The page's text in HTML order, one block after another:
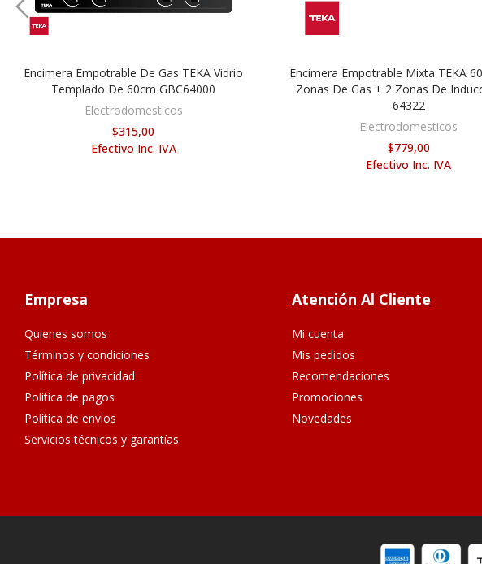
AÑADIR AL CARRITO
Encimera Empotrable De Gas TEKA Vidrio
Templado De 60cm GBC64000
Electrodomesticos
$315,00
Efectivo Inc. IVA
AÑADIR AL CARRITO
Encimera Empotrable Mixta TEKA
Zonas De Gas + 2 Zonas De
64322
Electrodomesticos
$779,00
Efectivo Inc. IVA
Empresa
Quienes somos
Términos y condiciones
Política de privacidad
Política de pagos
Política de envíos
Servicios técnicos y garantías
Atención Al Cliente
Mi cuenta
Mis pedidos
Recomendaciones
Promociones
Novedades